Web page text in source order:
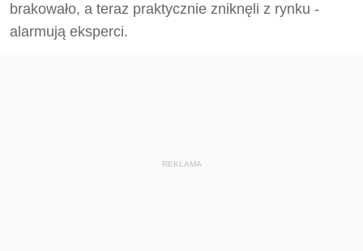
brakowało, a teraz praktycznie zniknęli z rynku -
alarmują eksperci.
REKLAMA